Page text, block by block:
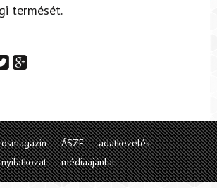
termését.
ÁSZF
adatkezelés
médiaajánlat